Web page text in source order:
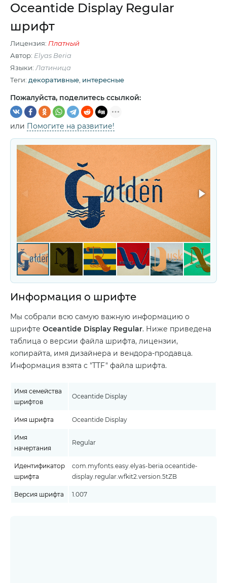
Oceantide Display Regular
шрифт
Лицензия: Платный
Автор: Elyas Beria
Языки: Латиница
Теги: декоративные интересные
Пожалуйста, поделитесь ссылкой:
или Помогите на развитие!
Информация о шрифте
Мы собрали всю самую важную информацию о
шрифте Oceantide Display Regular. Ниже приведена
таблица о версии файла шрифта, лицензии,
копирайта, имя дизайнера и вендора-продавца.
Информация взята с "TTF" файла шрифта.
Имя семейства
шрифтов
Oceantide Display
Имя шрифта Oceantide Display
Имя
начертания
Regular
Идентификатор
шрифта
com.myfonts.easy.elyas-beria.oceantide-
display.regular.wfkit2.version.5tZB
Версия шрифта 1.007